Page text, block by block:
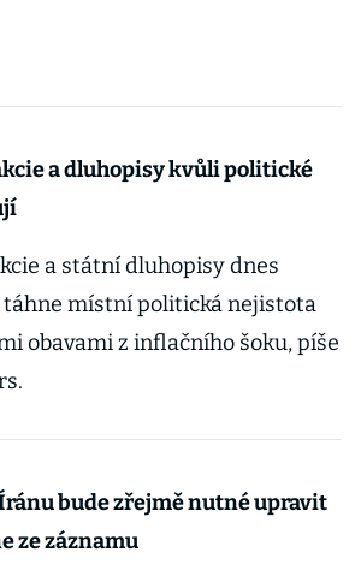
a dluhopisy kvůli politické
a státní dluhopisy dnes
táhne místní politická nejistota
obavami z inflačního šoku, píše
bude zřejmě nutné upravit
ze záznamu